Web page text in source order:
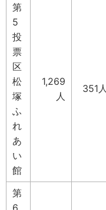
第
5
投
票
区
松
塚
ふ
れ
あ
い
館
1,269
人
351人
第
6